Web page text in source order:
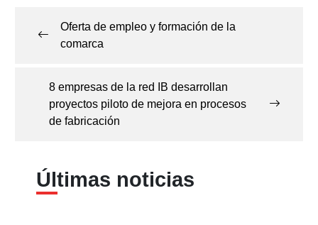
entradas
Oferta de empleo y formación de la
comarca
8 empresas de la red IB desarrollan
proyectos piloto de mejora en procesos
de fabricación
Últimas noticias